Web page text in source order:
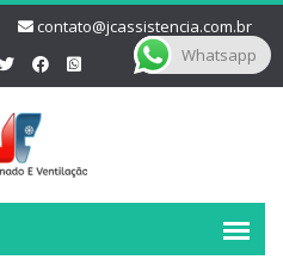
contato@jcassistencia.com.br
Whatsapp